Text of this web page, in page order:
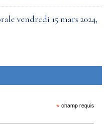
vendredi 15 mars 2024,
* champ requis